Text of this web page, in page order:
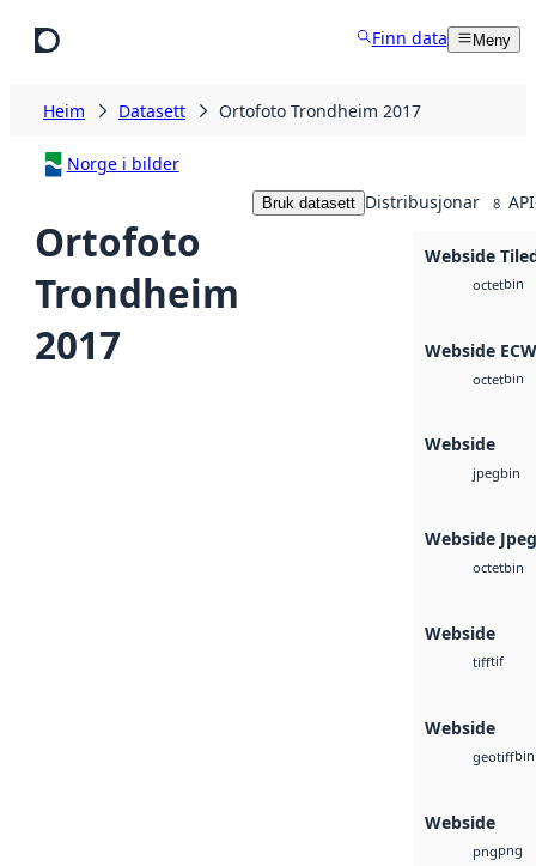
Finn data Meny
Heim Datasett Ortofoto Trondheim 2017
Norge i bilder
Ortofoto
Trondheim
2017
Bruk datasett Distribusjonar 8
Webside
octetbin
Webside ECW
octetbin
Webside
jpegbin
Webside
octetbin
Webside
tifftif
Webside
geotiffbin
Webside
pngpng